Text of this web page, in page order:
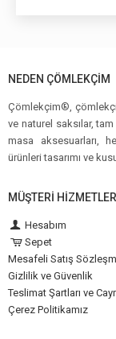
NEDEN ÇÖMLEKÇIM
Çömlekçim®,
ve naturel saksılar, tam
masa aksesuarları,
ürünleri tasarımı ve
MÜŞTERI
Hesabım
Sepet
Mesafeli Satış
Gizlilik ve Güvenlik
Teslimat Şartları ve
Çerez Politikamız